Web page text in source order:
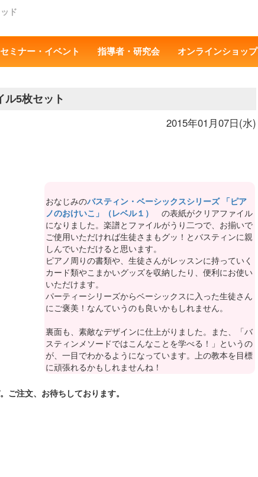
ド
セミナー・イベント 指導者・研究会 オンラインショップ
ル5枚セット
2015年01月07日(水)
おなじみのバスティン・ベーシックスシリーズ 「ピア
ノのおけいこ」（レベル１）
の表紙がクリアファイル
になりました。楽譜とファイルがうり二つで、お揃いで
ご使用いただければ生徒さまもグッ！とバスティンに親
しんでいただけると思います。
ピアノ周りの書類や、生徒さんがレッスンに持っていく
カード類やこまかいグッズを収納したり、便利にお使い
いただけます。
パーティーシリーズからベーシックスに入った生徒さん
にご褒美！なんていうのも良いかもしれません。
裏面も、素敵なデザインに仕上がりました。また、「バ
スティンメソードではこんなことを学べる！」というの
が、一目でわかるようになっています。上の教本を目標
に頑張れるかもしれませんね！
ご注文、お待ちしております。